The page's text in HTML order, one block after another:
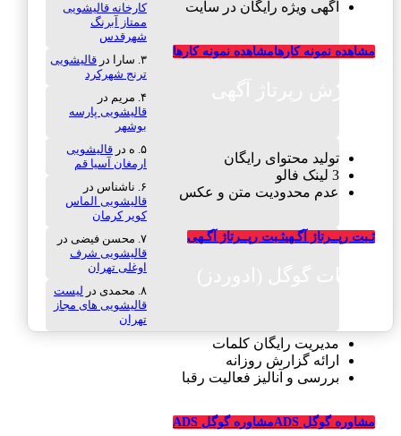
آگهی ویژه رایگان در سایت
مشاهده نمونه کارهامشاهده نمونه کارها
تولید محتوای رایگان
3 لینک فالو
عدم محدودیت متن و عکس
ثـبت رپــرتاژ آگـهیثـبت رپــرتاژ آگـهی
مدیریت رایگان کلمات
ارائه گزارش روزانه
بررسی و آنالیز فعالیت رقبا
مشاوره گوگل ADS مشاوره گوگل ADS
کارخانه قالیشویی
ممتاز آبرنگ
شهرقدس
سارا
در قالیشویی
ترنج شهرکرد
مریم در
قالیشویی پارسه
بوشهر
ه در قالیشویی
ارمغان آسیا قم
ناشناس در
قالیشویی الماس
کویر کرمان
محسن فیضی در
قالیشویی شرف
اوغلی تهران
محمدی در لیست
قالیشویی های مجاز
تهران